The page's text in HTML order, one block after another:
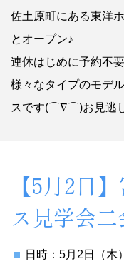
佐土原町にある東洋
とオープン♪
連休はじめに予約不
様々なタイプのモデ
スです(⌒∇⌒)お見逃
【5月2日
ス見学会
日時：5月2日（木